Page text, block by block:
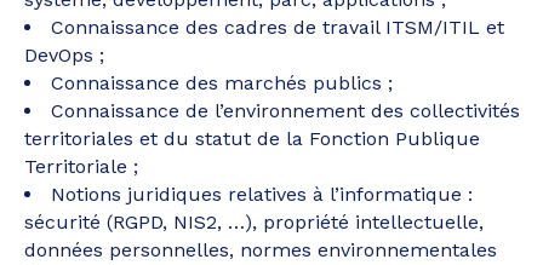
Connaissance des cadres de travail ITSM/ITIL et
DevOps ;
Connaissance des marchés publics ;
Connaissance de l’environnement des collectivités
territoriales et du statut de la Fonction Publique
Territoriale ;
Notions juridiques relatives à l’informatique :
sécurité (RGPD, NIS2, …), propriété intellectuelle,
données personnelles, normes environnementales